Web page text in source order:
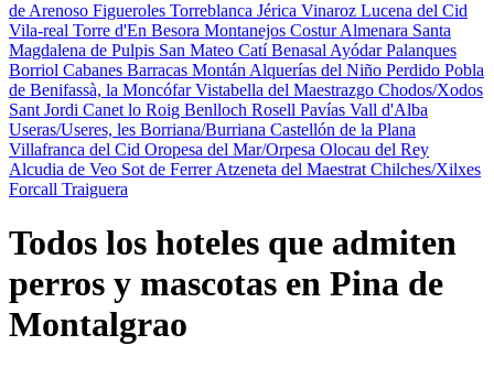
de Arenoso Figueroles Torreblanca Jérica Vinaroz Lucena del Cid
Vila-real Torre d'En Besora Montanejos CosturAlmenara Santa
Magdalena de Pulpis San Mateo CatíBenasal AyódarPalanques
Borriol Cabanes Barracas Montán Alquerías del Niño Perdido Pobla
de Benifassà, la MoncófarVistabella del Maestrazgo Chodos/Xodos
Sant Jordi Canet lo Roig Benlloch Rosell Pavías Vall d'Alba
Useras/Useres, les Borriana/Burriana Castellón de la Plana
Villafranca del Cid Oropesa del Mar/Orpesa Olocau del Rey
Alcudia de Veo Sot de FerrerAtzeneta del Maestrat Chilches/Xilxes
Forcall Traiguera
Todos los hoteles que admiten
perros y mascotas en Pina de
Montalgrao